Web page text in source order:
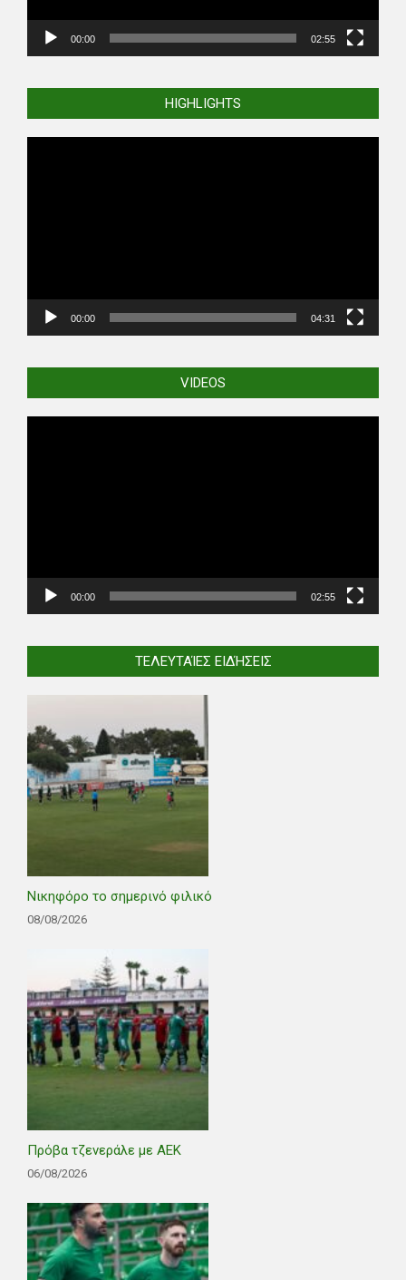
00:00 02:55
HIGHLIGHTS
00:00 04:31
VIDEOS
00:00 02:55
ΤΕΛΕΥΤΑΊΕΣ ΕΙΔΉΣΕΙΣ
Νικηφόρο το σημερινό φιλικό
08/08/2026
Πρόβα τζενεράλε με ΑΕΚ
06/08/2026